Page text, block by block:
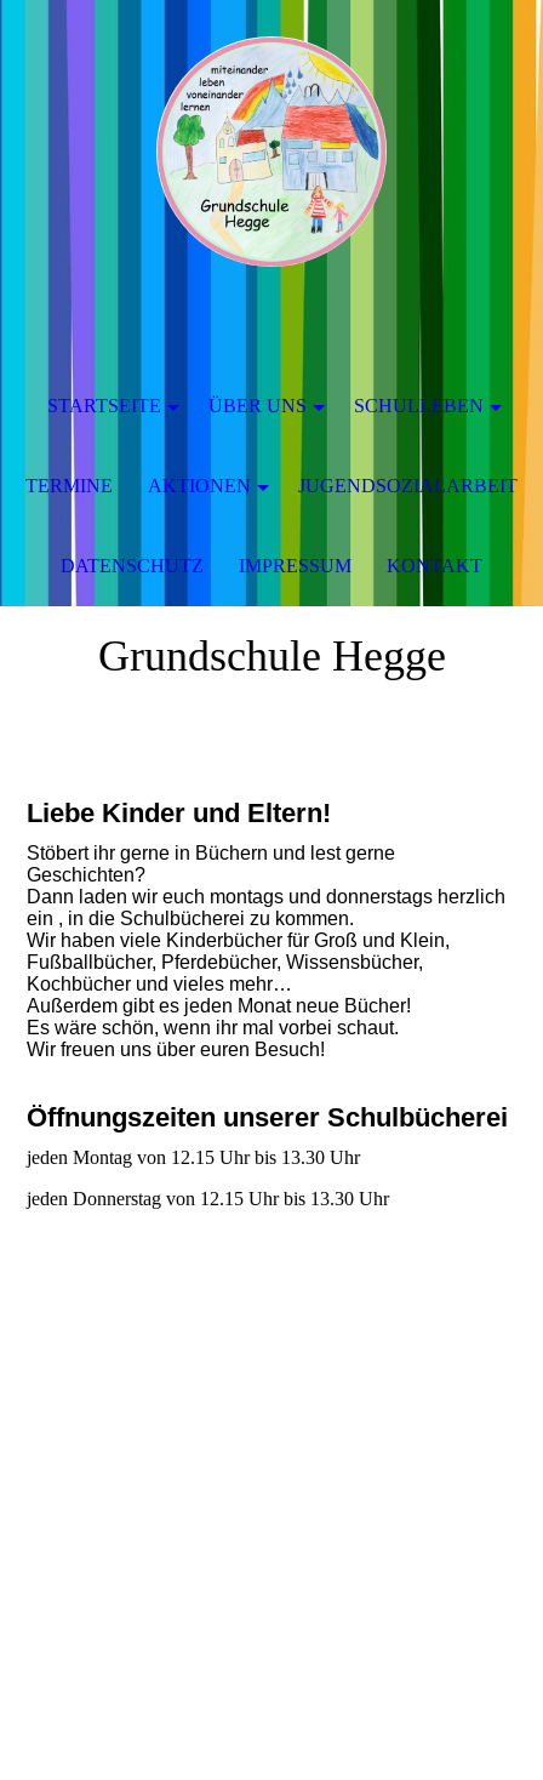
Grundschule Hegge
Liebe Kinder und Eltern!
Stöbert ihr gerne in Büchern und lest gerne
Geschichten?
Dann laden wir euch montags und donnerstags herzlich
ein , in die Schulbücherei zu kommen.
Wir haben viele Kinderbücher für Groß und Klein,
Fußballbücher, Pferdebücher, Wissensbücher,
Kochbücher und vieles mehr…
Außerdem gibt es jeden Monat neue Bücher!
Es wäre schön, wenn ihr mal vorbei schaut.
Wir freuen uns über euren Besuch!
Öffnungszeiten unserer Schulbücherei
jeden Montag von 12.15 Uhr bis 13.30 Uhr
jeden Donnerstag von 12.15 Uhr bis 13.30 Uhr
STARTSEITE ÜBER UNS SCHULLEBEN
TERMINE AKTIONEN JUGENDSOZIALARBEIT
DATENSCHUTZ IMPRESSUM KONTAKT